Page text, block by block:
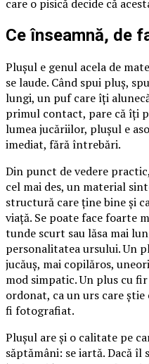
care o pisică decide că
Ce înseamnă, de
Plușul e genul acela de
se laude. Când spui pluș,
lungi, un puf care îți
primul contact, pare că îți
lumea jucăriilor, plușul e
imediat, fără întrebări.
Din punct de vedere
cel mai des, un material
structură care ține bine și
viață. Se poate face foarte
tunde scurt sau lăsa mai
personalitatea ursului. Un
jucăuș, mai copilăros,
mod simpatic. Un plus cu
ordonat, ca un urs care știe
fi fotografiat.
Plușul are și o calitate pe
săptămâni: se iartă. Dacă